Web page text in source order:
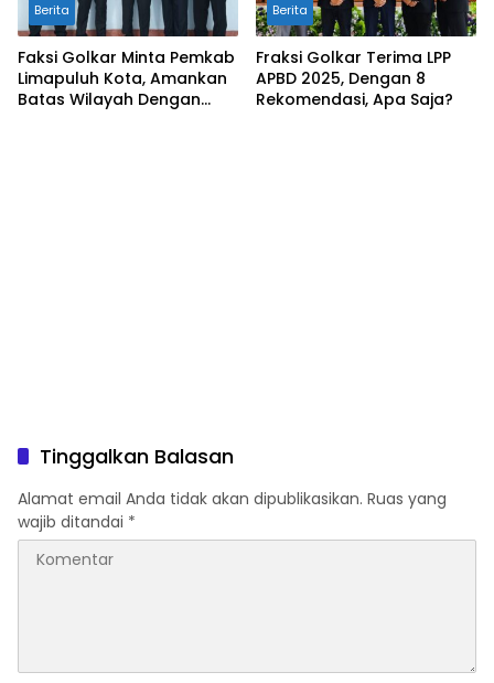
Berita
Faksi Golkar Minta Pemkab
Limapuluh Kota, Amankan
Batas Wilayah Dengan
Berita
Fraksi Golkar Terima LPP
APBD 2025, Dengan 8
Rekomendasi, Apa Saja?
Tinggalkan Balasan
Alamat email Anda tidak akan dipublikasikan. Ruas yang
wajib ditandai *